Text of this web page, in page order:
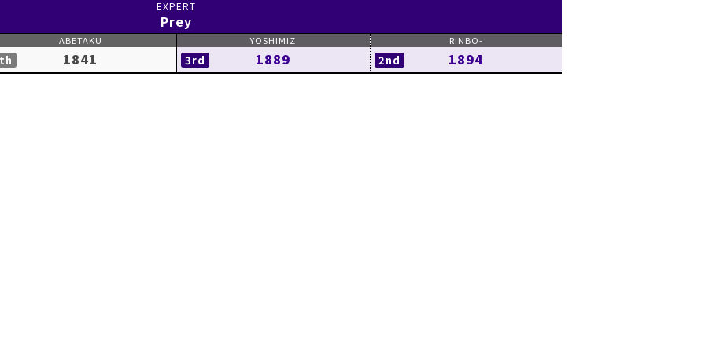
Prey
1841 3rd 1889 2nd 1894